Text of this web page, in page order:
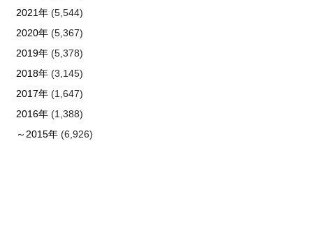
2021年(5,544)
2020年(5,367)
2019年(5,378)
2018年(3,145)
2017年(1,647)
2016年(1,388)
～2015年(6,926)